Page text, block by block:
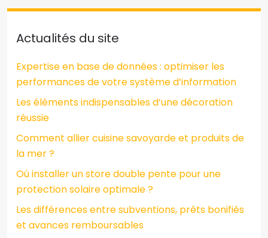
Actualités du site
Expertise en base de données : optimiser les
performances de votre système d’information
Les éléments indispensables d’une décoration
réussie
Comment allier cuisine savoyarde et produits de
la mer ?
Où installer un store double pente pour une
protection solaire optimale ?
Les différences entre subventions, prêts bonifiés
et avances remboursables